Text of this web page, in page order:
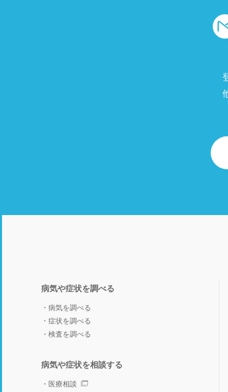
病気や症状を調べる
病気を調べる
症状を調べる
検査を調べる
病気や症状を相談する
医療相談